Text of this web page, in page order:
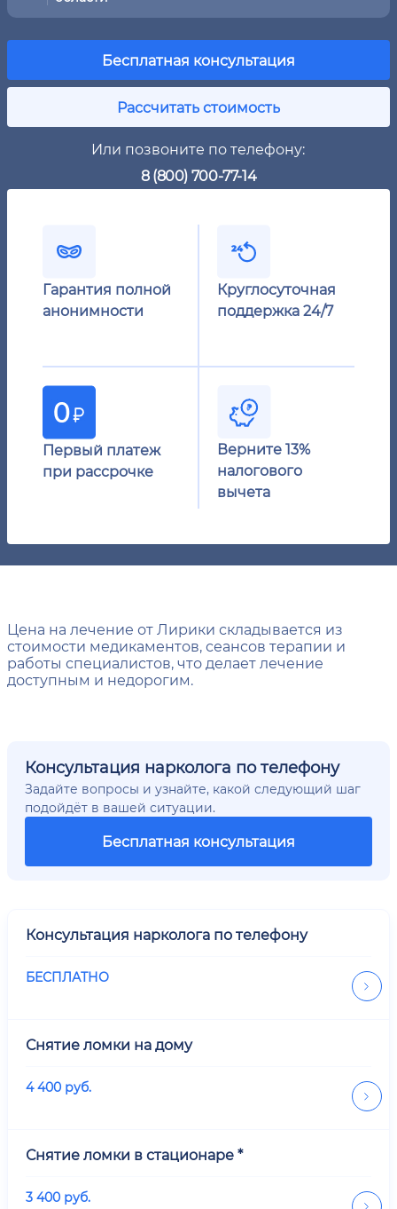
Бесплатная консультация
Рассчитать стоимость
Или позвоните по телефону:
8 (800) 700-77-14
Гарантия полной
анонимности
Круглосуточная
поддержка 24/7
Первый платеж
при рассрочке
Верните 13%
налогового
вычета
Цена на лечение от Лирики складывается из
стоимости медикаментов, сеансов терапии и
работы специалистов, что делает лечение
доступным и недорогим.
Консультация нарколога по телефону
Задайте вопросы и узнайте, какой следующий шаг
подойдёт в вашей ситуации.
Бесплатная консультация
Консультация нарколога по телефону
БЕСПЛАТНО
Снятие ломки на дому
4 400 руб.
Снятие ломки в стационаре *
3 400 руб.